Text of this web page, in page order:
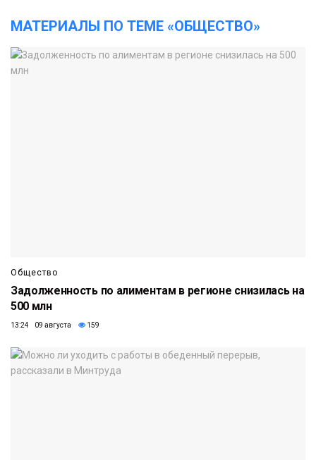
МАТЕРИАЛЫ ПО ТЕМЕ «ОБЩЕСТВО»
Общество
Задолженность по алиментам в регионе снизилась на
500 млн
13:24 09 августа 159